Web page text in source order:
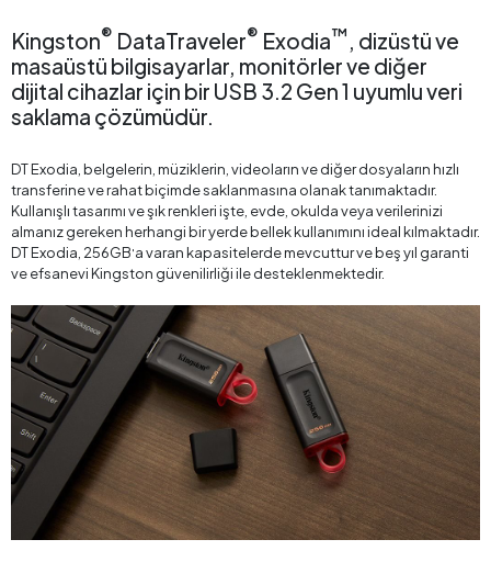
Kingston® DataTraveler® Exodia™, dizüstü ve
masaüstü bilgisayarlar, monitörler ve diğer
dijital cihazlar için bir USB 3.2 Gen 1 uyumlu veri
saklama çözümüdür.
DT Exodia, belgelerin, müziklerin, videoların ve diğer dosyaların hızlı
transferine ve rahat biçimde saklanmasına olanak tanımaktadır.
Kullanışlı tasarımı ve şık renkleri işte, evde, okulda veya verilerinizi
almanız gereken herhangi bir yerde bellek kullanımını ideal kılmaktadır.
DT Exodia, 256GB'a varan kapasitelerde mevcuttur ve beş yıl garanti
ve efsanevi Kingston güvenilirliği ile desteklenmektedir.